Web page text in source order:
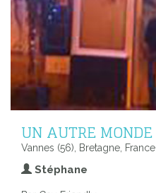
UN AUTRE MONDE
Vannes (56), Bretagne, France
Stéphane